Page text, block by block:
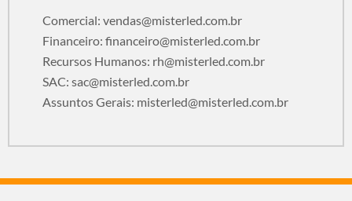
Comercial: vendas@misterled.com.br
Financeiro: financeiro@misterled.com.br
Recursos Humanos: rh@misterled.com.br
SAC: sac@misterled.com.br
Assuntos Gerais: misterled@misterled.com.br